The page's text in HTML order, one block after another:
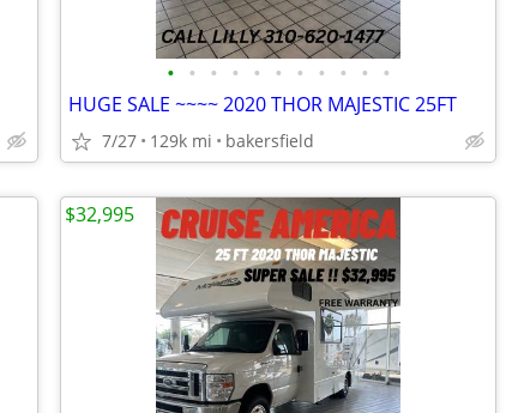
• • • • • • • • • • •
HUGE SALE ~~~~ 2020 THOR MAJESTIC 25FT
7/27 129k mi bakersfield
$32,995